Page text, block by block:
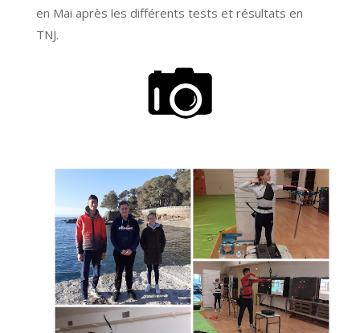
en Mai après les différents tests et résultats en
TNJ.